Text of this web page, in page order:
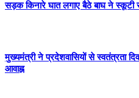
सड़क किनारे घात लगाए बैठे बाघ ने स्कूटी
मुख्यमंत्री ने प्रदेशवासियों से स्वतंत्रता
आवाह्न